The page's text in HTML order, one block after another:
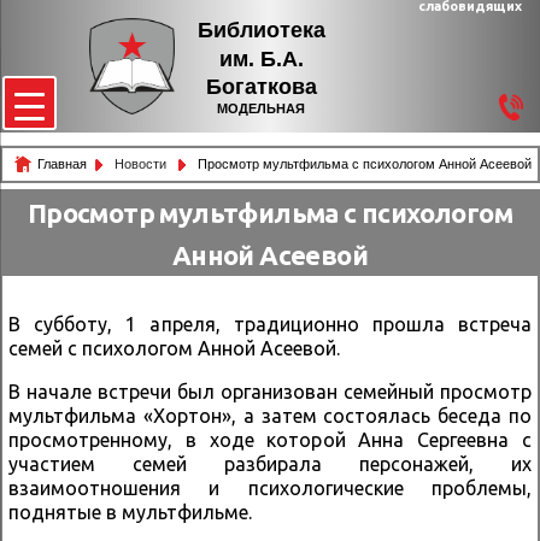
Библиотека
им. Б.А.
Богаткова
МОДЕЛЬНАЯ
слабовидящих
Главная Новости Просмотр мультфильма с психологом Анной Асеевой
Просмотр мультфильма с психологом
Анной Асеевой
В субботу, 1 апреля, традиционно прошла встреча
семей с психологом Анной Асеевой.
В начале встречи был организован семейный просмотр
мультфильма «Хортон», а затем состоялась беседа по
просмотренному, в ходе которой Анна Сергеевна с
участием семей разбирала персонажей, их
взаимоотношения и психологические проблемы,
поднятые в мультфильме.